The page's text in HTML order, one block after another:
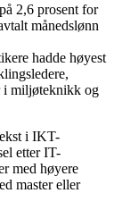
2,6 prosent for
månedslønn
hadde høyest
i miljøteknikk og
i IKT-
etter IT-
med høyere
master eller